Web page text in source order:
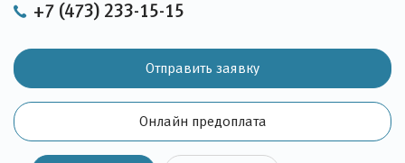
+7 (473) 233-15-15
Онлайн предоплата
Отправить заявку